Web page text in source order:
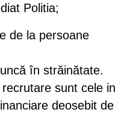
Politia;
de la persoane
în străinătate.
sunt cele in
deosebit de